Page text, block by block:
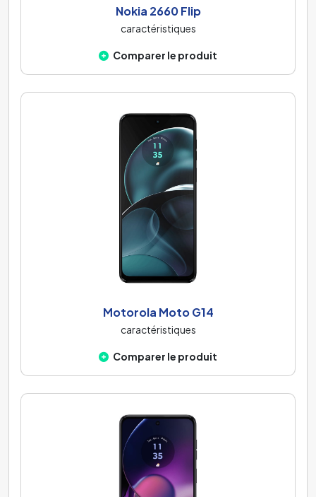
Nokia 2660 Flip
caractéristiques
Comparer le produit
Motorola Moto G14
caractéristiques
Comparer le produit